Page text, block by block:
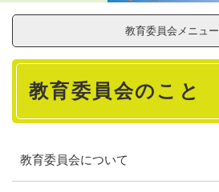
教育委員会メニュー
本
教育委員会のこと
教育委員会について